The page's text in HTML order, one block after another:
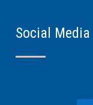
Social Media